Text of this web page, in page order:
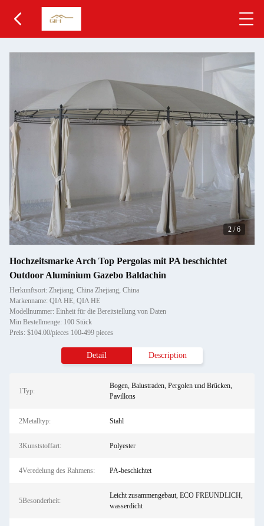
2 /6
Hochzeitsmarke Arch Top Pergolas mit PA beschichtet
Outdoor Aluminium Gazebo Baldachin
Herkunftsort: Zhejiang, China Zhejiang, China
Markenname: QIA HE, QIA HE
Modellnummer: Einheit für die Bereitstellung von Daten
Min Bestellmenge: 100 Stück
Preis: $104.00/pieces 100-499 pieces
Detail Description
1Typ:
Bogen, Balustraden, Pergolen und Brücken,
Pavillons
2Metalltyp: Stahl
3Kunststoffart: Polyester
4Veredelung des Rahmens: PA-beschichtet
5Besonderheit:
Leicht zusammengebaut, ECO FREUNDLICH,
wasserdicht